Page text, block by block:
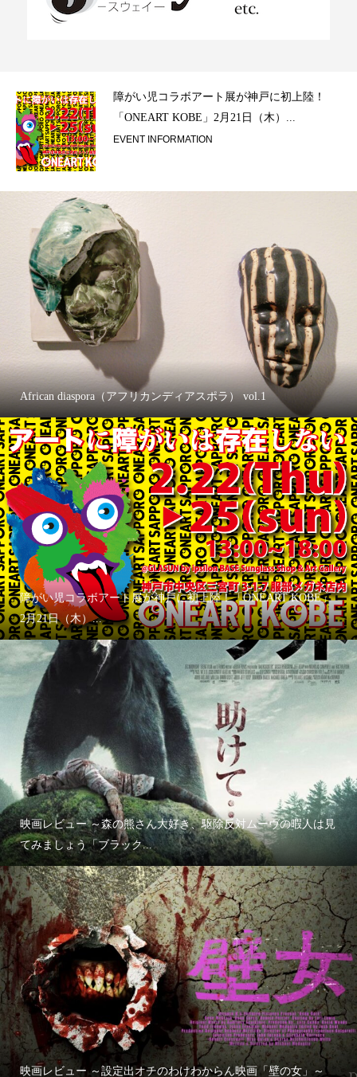
障がい児コラボアート展が神戸に初上陸！
「ONEART KOBE」2月21日（木）...
EVENT INFORMATION
African diaspora（アフリカンディアスポラ） vol.1
障がい児コラボアート展が神戸に初上陸！「ONEART KOBE」
2月21日（木）...
映画レビュー ～森の熊さん大好き、駆除反対ムーヴの暇人は見
てみましょう「ブラック...
映画レビュー ～設定出オチのわけわからん映画「壁の女」～